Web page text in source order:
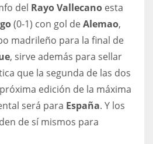
del Rayo Vallecano esta
(0-1) con gol deAlemao,
madrileño para la final de
, sirve además para sellar
que la segunda de las dos
edición de la máxima
será para España. Y los
de sí mismos para